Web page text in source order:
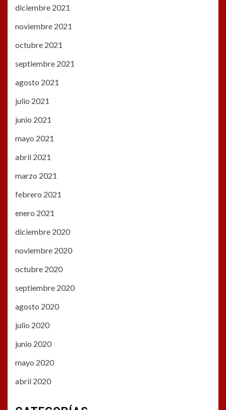
diciembre 2021
noviembre 2021
octubre 2021
septiembre 2021
agosto 2021
julio 2021
junio 2021
mayo 2021
abril 2021
marzo 2021
febrero 2021
enero 2021
diciembre 2020
noviembre 2020
octubre 2020
septiembre 2020
agosto 2020
julio 2020
junio 2020
mayo 2020
abril 2020